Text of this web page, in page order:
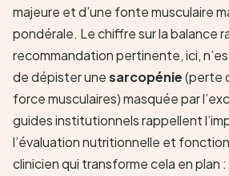
majeure et d’une fonte musculaire
pondérale. Le chiffre sur la balance
recommandation pertinente, ici,
de dépister unesarcopénie(perte
force musculaires) masquée par
guides institutionnels rappellent
l’évaluation nutritionnelle et
clinicien qui transforme cela en plan